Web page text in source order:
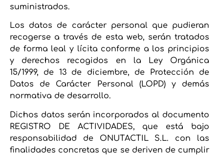
suministrados.
Los datos de carácter personal que pudieran
recogerse a través de esta web, serán tratados
de forma leal y lícita conforme a los principios
y derechos recogidos en la Ley Orgánica
15/1999, de 13 de diciembre, de Protección de
Datos de Carácter Personal (LOPD) y demás
normativa de desarrollo.
Dichos datos serán incorporados al documento
REGISTRO DE ACTIVIDADES, que está bajo
responsabilidad de ONUTACTIL S.L. con las
finalidades concretas que se deriven de cumplir